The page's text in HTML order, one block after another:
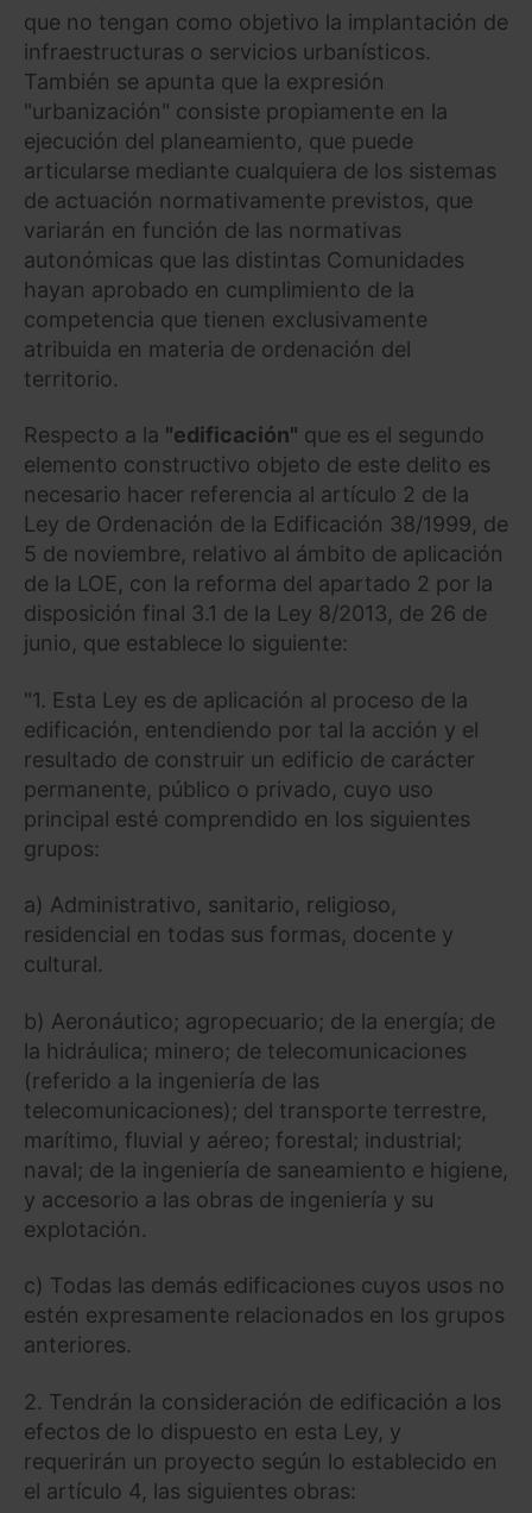
que no tengan como objetivo la implantación de
infraestructuras o servicios urbanísticos.
También se apunta que la expresión
"urbanización" consiste propiamente en la
ejecución del planeamiento, que puede
articularse mediante cualquiera de los sistemas
de actuación normativamente previstos, que
variarán en función de las normativas
autonómicas que las distintas Comunidades
hayan aprobado en cumplimiento de la
competencia que tienen exclusivamente
atribuida en materia de ordenación del
territorio.
Respecto a la "edificación" que es el segundo
elemento constructivo objeto de este delito es
necesario hacer referencia al artículo 2 de la
Ley de Ordenación de la Edificación 38/1999, de
5 de noviembre, relativo al ámbito de aplicación
de la LOE, con la reforma del apartado 2 por la
disposición final 3.1 de la Ley 8/2013, de 26 de
junio, que establece lo siguiente:
"1. Esta Ley es de aplicación al proceso de la
edificación, entendiendo por tal la acción y el
resultado de construir un edificio de carácter
permanente, público o privado, cuyo uso
principal esté comprendido en los siguientes
grupos:
a) Administrativo, sanitario, religioso,
residencial en todas sus formas, docente y
cultural.
b) Aeronáutico; agropecuario; de la energía; de
la hidráulica; minero; de telecomunicaciones
(referido a la ingeniería de las
telecomunicaciones); del transporte terrestre,
marítimo, fluvial y aéreo; forestal; industrial;
naval; de la ingeniería de saneamiento e higiene,
y accesorio a las obras de ingeniería y su
explotación.
c) Todas las demás edificaciones cuyos usos no
estén expresamente relacionados en los grupos
anteriores.
2. Tendrán la consideración de edificación a los
efectos de lo dispuesto en esta Ley, y
requerirán un proyecto según lo establecido en
el artículo 4, las siguientes obras: